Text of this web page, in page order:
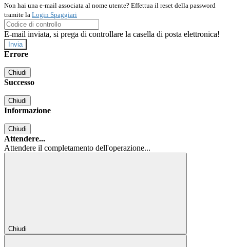
Non hai una e-mail associata al nome utente? Effettua il reset della password
tramite la Login Spaggiari
E-mail inviata, si prega di controllare la casella di posta elettronica!
Errore
Chiudi
Successo
Chiudi
Informazione
Chiudi
Attendere...
Attendere il completamento dell'operazione...
Chiudi